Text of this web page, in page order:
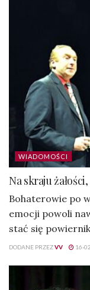
WIADOMOŚCI
Na skraju
Bohaterowie po
emocji powoli
stać się
DODANE PRZEZVV 16-